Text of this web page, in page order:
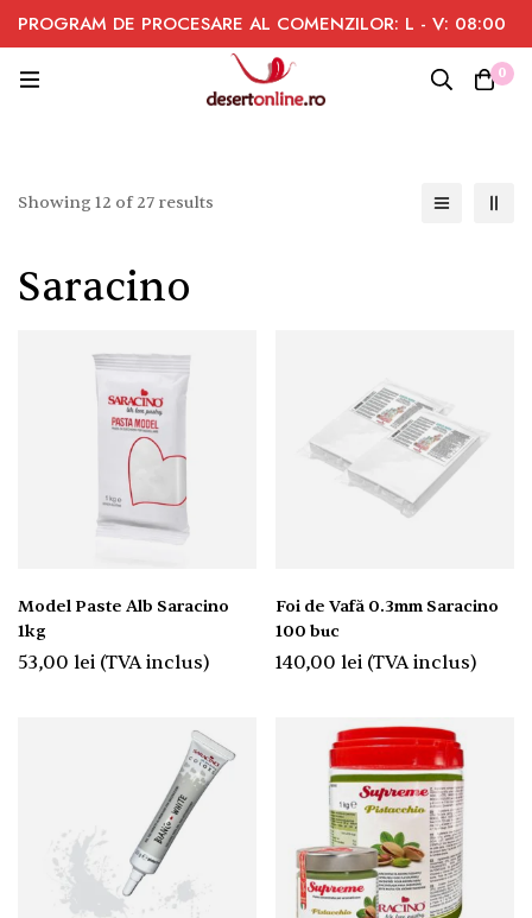
PROGRAM DE PROCESARE AL COMENZILOR: L - V: 08:00
- 16:00
0
Showing 12 of 27 results
Saracino
Model Paste Alb Saracino
1kg
53,00 lei (TVA inclus)
Foi de Vafă 0.3mm Saracino
100 buc
140,00 lei (TVA inclus)